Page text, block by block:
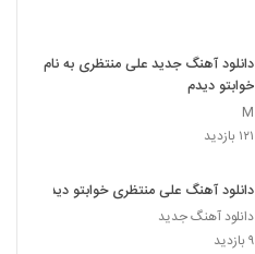
دانلود آهنگ جدید علی منتظری به نام
خوابتو دیدم
M
۱۲۱ بازدید
دانلود آهنگ علی منتظری خوابتو دیدم
دانلود آهنگ جدید
۹ بازدید